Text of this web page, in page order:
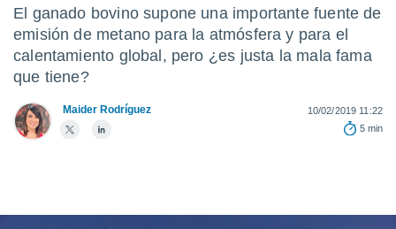
la
que se
calidad.
a este
las
y
forma
El ganado bovino supone una importante fuente de
emisión de metano para la atmósfera y para el
calentamiento global, pero ¿es justa la mala fama
que tiene?
Maider Rodríguez
10/02/2019 11:22
5 min